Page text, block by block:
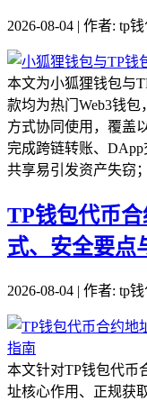
2026-08-04 | 作者: tp
本文为小狐狸钱包与
款均为热门Web3钱
方式协同使用，覆盖
完成跨链转账、
共享易引发资产失窃
TP钱包代币
式、安全要点
2026-08-04 | 作者: tp
本文针对TP钱包代币
址核心作用、正规获